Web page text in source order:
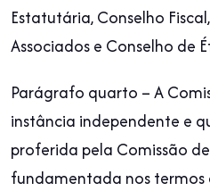
Estatutária, Conselho
Associados e Conselho de
Parágrafo quarto – A
instância independente e
proferida pela Comissão
fundamentada nos termos